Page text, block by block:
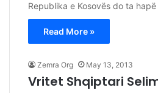
Republika e Kosovës do ta
Read More »
Zemra Org May 13, 2013
Vritet Shqiptari